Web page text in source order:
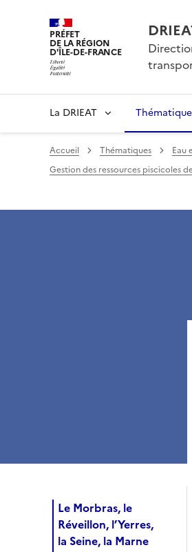
PRÉFET
DE LA RÉGION
D'ÎLE-DE-FRANCE
La DRIEAT
Accueil Thématiques Eau
Gestion des ressources piscicoles
Le Morbras, le
Réveillon, l’Yerres,
la Seine, la Marne